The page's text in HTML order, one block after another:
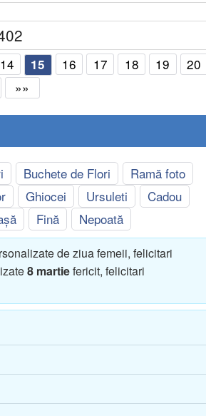
14 15 16 17 18 19
20
»»
Buchete de Flori
Ramă foto
Ghiocei Ursuleti
Cadou
Fină Nepoată
de ziua femeii, felicitari
8 martiefericit, felicitari